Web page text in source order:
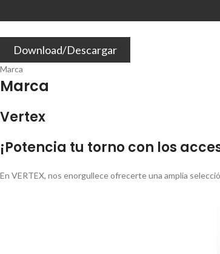
Download/Descargar
Marca
Marca
Vertex
¡Potencia tu torno con los
En VERTEX, nos enorgullece ofrecerte una amplia